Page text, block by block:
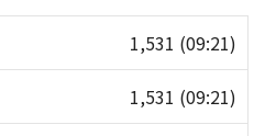
1,531 (09:21)
1,531 (09:21)